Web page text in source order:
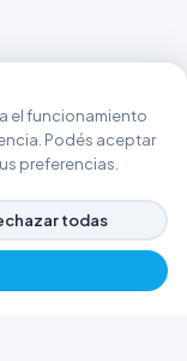
el funcionamiento
Podés aceptar
preferencias.
todas